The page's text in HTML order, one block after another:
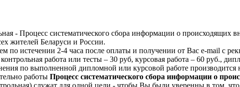
- Процесс систематического сбора информации о
жителей Беларуси и России.
по истечении 2-4 часа после оплаты и получении от Вас e-mail с
работа или тесты – 30 руб, курсовая работа – 60 руб.,
по выполненной дипломной или курсовой работе производится
работы Процесс систематического сбора информации о